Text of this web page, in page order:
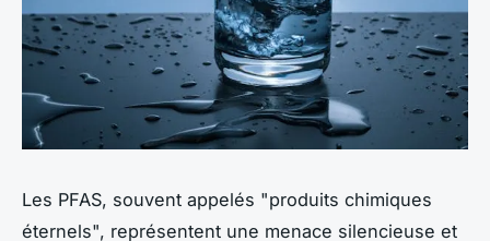
Les PFAS, souvent appelés "produits chimiques
éternels", représentent une menace silencieuse et